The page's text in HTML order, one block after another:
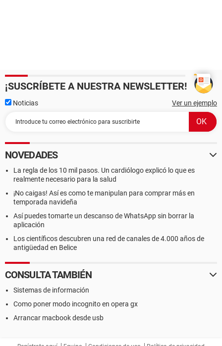
¡SUSCRÍBETE A NUESTRA NEWSLETTER!
Noticias Ver un ejemplo
NOVEDADES
La regla de los 10 mil pasos. Un cardiólogo explicó lo que es
realmente necesario para la salud
¡No caigas! Así es como te manipulan para comprar más en
temporada navideña
Así puedes tomarte un descanso de WhatsApp sin borrar la
aplicación
Los científicos descubren una red de canales de 4.000 años de
antigüedad en Belice
CONSULTA TAMBIÉN
Sistemas de información
Como poner modo incognito en opera gx
Arrancar macbook desde usb